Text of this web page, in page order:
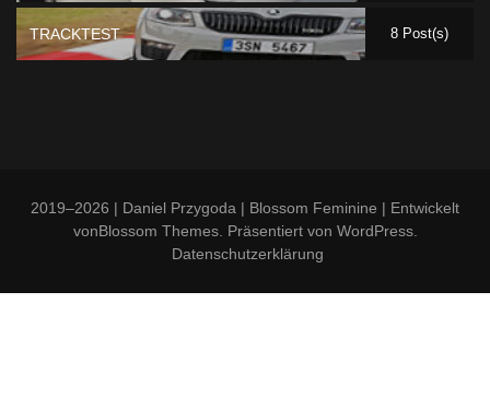
TRACKTEST 8 Post(s)
2019–2026 | Daniel Przygoda | Blossom Feminine | Entwickelt
vonBlossom Themes. Präsentiert von WordPress.
Datenschutzerklärung